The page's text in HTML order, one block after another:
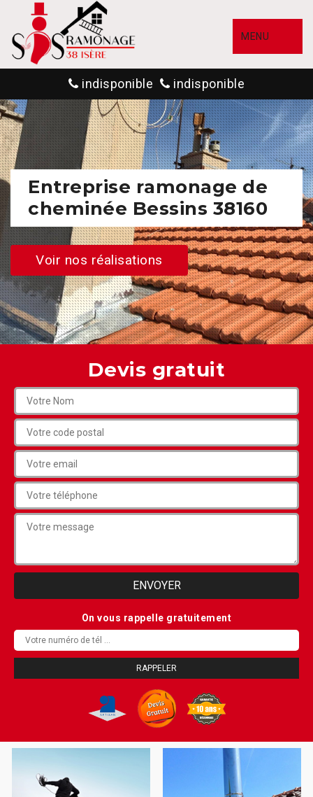
MENU
indisponible indisponible
Entreprise ramonage de
cheminée Bessins 38160
Voir nos réalisations
Devis gratuit
On vous rappelle gratuitement